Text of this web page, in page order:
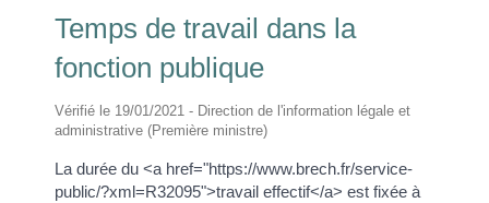
Temps de travail dans la
fonction publique
Vérifié le 19/01/2021 - Direction de l'information légale et
administrative (Première ministre)
La durée du <a href="https://www.brech.fr/service-
public/?xml=R32095">travail effectif</a> est fixée à